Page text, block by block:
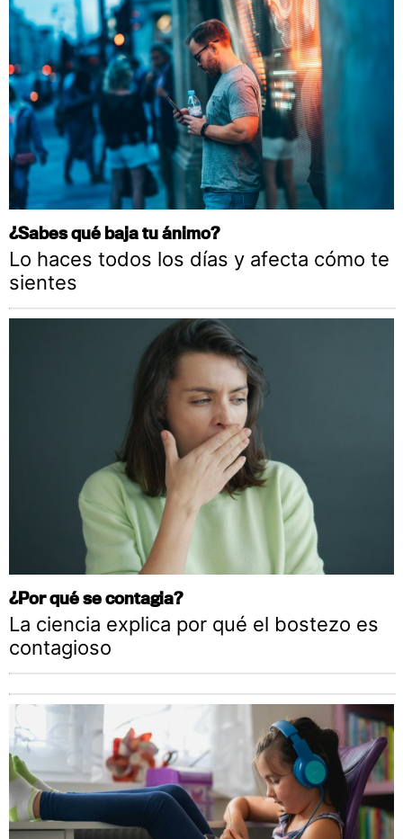
¿Sabes qué baja tu ánimo?
Lo haces todos los días y afecta cómo te
sientes
¿Por qué se contagia?
La ciencia explica por qué el bostezo es
contagioso